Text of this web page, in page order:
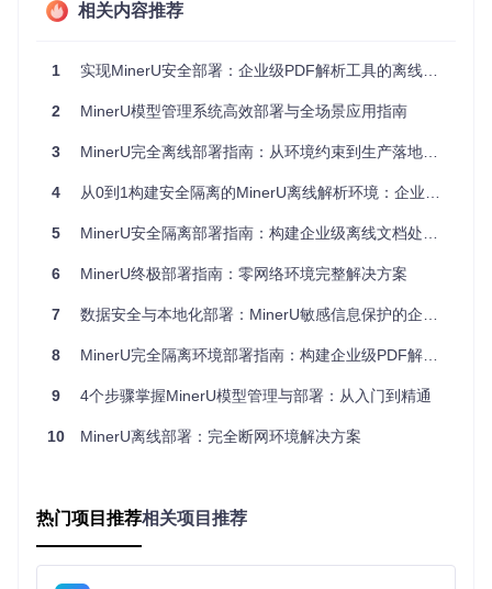
整本地化处理路径
离线部署架构包含四个核心模块：
本地资源仓库
：存储预下载的模型文件和依赖包
隔离构建环境：无网络连接的Docker构建系统
配置管理中心：本地化模型路径和运行参数设置
git clone
# 下载所有模型文件
# 缓存Python依赖
相关内容推荐
1 实现MinerU安全部署：企业级PDF解析工具的离线环境配置指南
2 MinerU模型管理系统高效部署与全场景应用指南
3 MinerU完全离线部署指南：从环境约束到生产落地的全流程方案
4 从0到1构建安全隔离的MinerU离线解析环境：企业级PDF处理安全实践
5 MinerU安全隔离部署指南：构建企业级离线文档处理系统
6 MinerU终极部署指南：零网络环境完整解决方案
7 数据安全与本地化部署：MinerU敏感信息保护的企业级解决方案
8 MinerU完全隔离环境部署指南：构建企业级PDF解析安全体系
9 4个步骤掌握MinerU模型管理与部署：从入门到精通
10 MinerU离线部署：完全断网环境解决方案
热门项目推荐相关项目推荐